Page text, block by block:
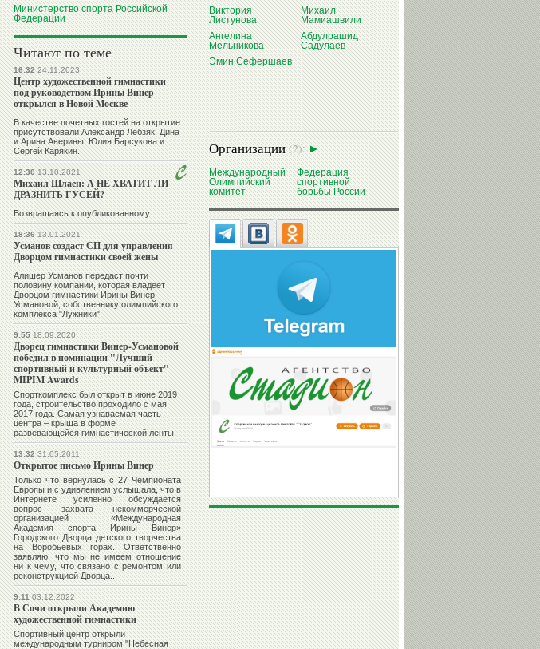
Министерство спорта Российской
Федерации
Читают по теме
16:3224.11.2023
Центр художественной гимнастики
под руководством Ирины Винер
открылся в Новой Москве
В качестве почетных гостей на открытие
присутствовали Александр Лебзяк, Дина
и Арина Аверины, Юлия Барсукова и
Сергей Карякин.
12:3013.10.2021
Михаил Шлаен: А НЕ ХВАТИТ ЛИ
ДРАЗНИТЬ ГУСЕЙ?
Возвращаясь к опубликованному.
18:3613.01.2021
Усманов создаст СП для управления
Дворцом гимнастики своей жены
Алишер Усманов передаст почти
половину компании, которая владеет
Дворцом гимнастики Ирины Винер-
Усмановой, собственнику олимпийского
комплекса "Лужники".
9:5518.09.2020
Дворец гимнастики Винер-Усмановой
победил в номинации "Лучший
спортивный и культурный объект"
MIPIM Awards
Спорткомплекс был открыт в июне 2019
года, строительство проходило с мая
2017 года. Самая узнаваемая часть
центра – крыша в форме
развевающейся гимнастической ленты.
13:3231.05.2011
Открытое письмо Ирины Винер
Только что вернулась с 27 Чемпионата
Европы и с удивлением услышала, что в
Интернете усиленно обсуждается
вопрос захвата некоммерческой
организацией «Международная
Академия спортаИрины Винер»
Городского Дворца детского творчества
на Воробьевых горах. Ответственно
заявляю, что мы не имеем отношение
ни к чему, что связано с ремонтом или
реконструкцией Дворца...
9:1103.12.2022
В Сочи открыли Академию
художественной гимнастики
Спортивный центр открыли
международным турниром "Небесная
Виктория
Листунова
Михаил
Мамиашвили
Ангелина
Мельникова
Абдулрашид
Садулаев
Эмин Сефершаев
Организации(2):
Международный
Олимпийский
комитет
Федерация
спортивной
борьбы России